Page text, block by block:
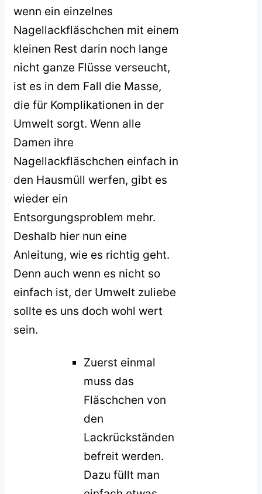
wenn ein einzelnes
Nagellackfläschchen mit einem
kleinen Rest darin noch lange
nicht ganze Flüsse verseucht,
ist es in dem Fall die Masse,
die für Komplikationen in der
Umwelt sorgt. Wenn alle
Damen ihre
Nagellackfläschchen einfach in
den Hausmüll werfen, gibt es
wieder ein
Entsorgungsproblem mehr.
Deshalb hier nun eine
Anleitung, wie es richtig geht.
Denn auch wenn es nicht so
einfach ist, der Umwelt zuliebe
sollte es uns doch wohl wert
sein.
Zuerst einmal
muss das
Fläschchen von
den
Lackrückständen
befreit werden.
Dazu füllt man